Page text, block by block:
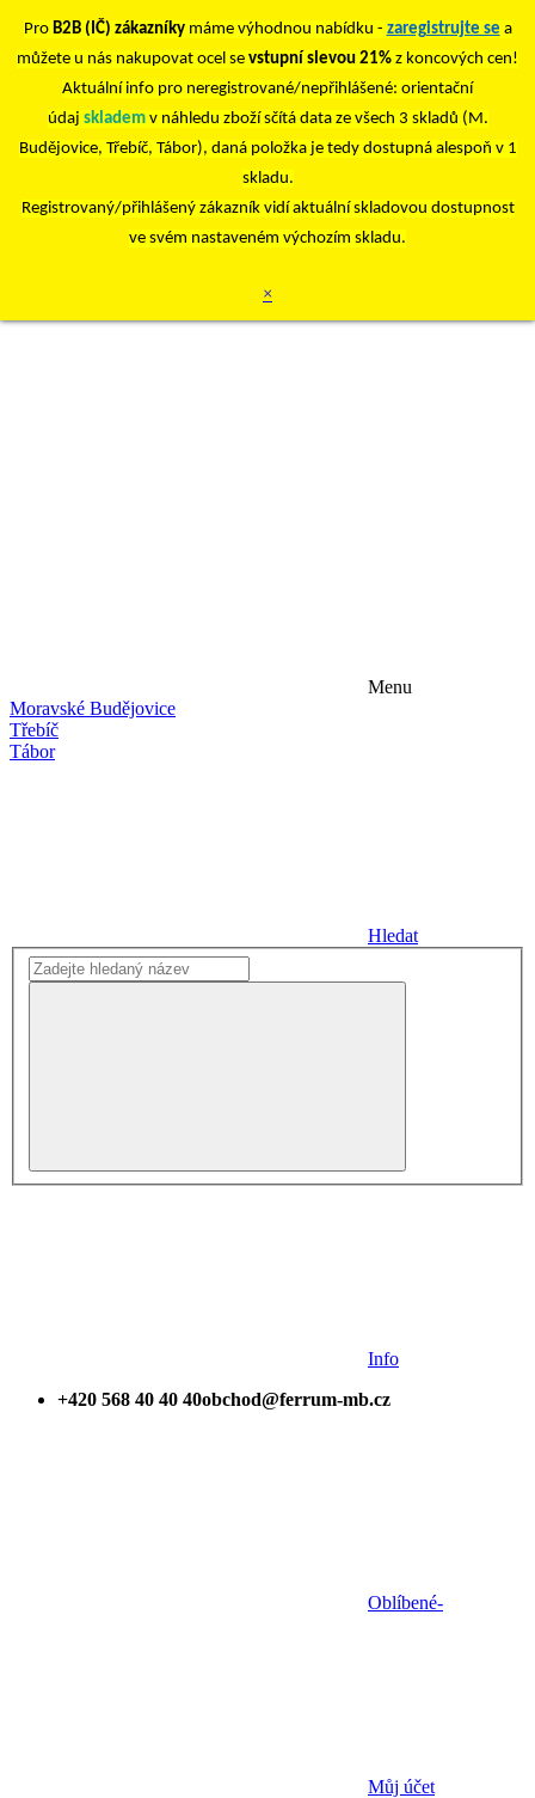
Pro B2B (IČ) zákazníkymáme výhodnou nabídku - zaregistrujte se a
můžete u nás nakupovat ocel se vstupní slevou 21% z koncových cen!
Aktuální info pro neregistrované/nepřihlášené: orientační
údaj skladem v náhledu zboží sčítá data ze všech 3 skladů (M.
Budějovice, Třebíč, Tábor), daná položka je tedy dostupná alespoň v 1
skladu.
Registrovaný/přihlášený zákazník vidí aktuální skladovou dostupnost
ve svém nastaveném výchozím skladu.
×
Menu
Moravské Budějovice
Třebíč
Tábor
Hledat
Info
+420 568 40 40 40obchod@ferrum-mb.cz
Oblíbené-
Můj účet